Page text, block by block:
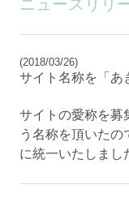
ニュースリリ
(2018/03/26)
サイト名称を「あ
サイトの愛称を募
う名称を頂いたの
に統一いたしまし